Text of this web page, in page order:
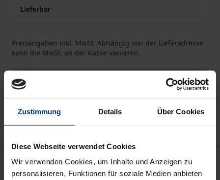
Zustimmung Details Über Cookies
Diese Webseite verwendet Cookies
Wir verwenden Cookies, um Inhalte und Anzeigen zu
personalisieren, Funktionen für soziale Medien anbieten
Lieferbar
Preisangaben inkl. MwSt. Abhängig von der Lieferadresse
kann die MwSt. an der Kasse variieren.
Zur Wunschliste hinzufügen
Hinweise zu Versandkosten
Beschreibung